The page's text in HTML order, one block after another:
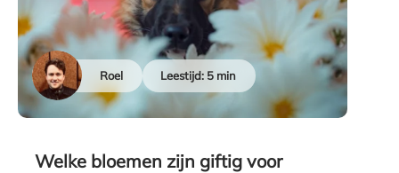
Roel Leestijd: 5 min
Welke bloemen zijn giftig voor